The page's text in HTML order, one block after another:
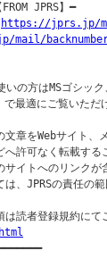
JPRS】━
https://jprs.jp/
の方はMSゴシック
最適にご覧いただ
章をWebサイト、
許可なく転載する
イトへのリンクが
、JPRSの責任の